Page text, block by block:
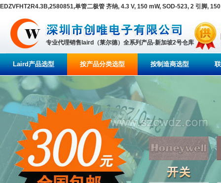
EDZVFHT2R4.3B,2580851,单管二极管 齐纳, 4.3 V, 150 mW, SOD-523, 2 引脚,
专业代理销售laird（莱尔德）全系列产品-新加坡2号仓库
Laird产品选型 按产品分类选型 按制造商选型